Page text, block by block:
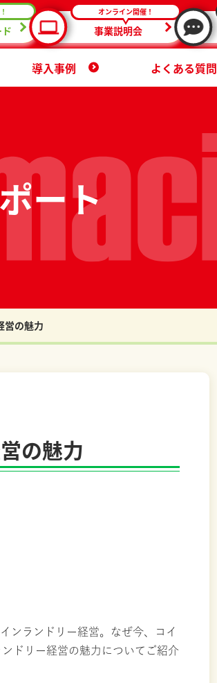
事業説明会
オンライン開催！
導入事例 よくある質問
ート
営の魅力
の魅力
ンランドリー経営。なぜ今、コイ
ドリー経営の魅力についてご紹介